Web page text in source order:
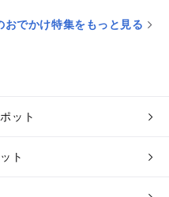
おでかけ特集をもっと見る
ット
ト